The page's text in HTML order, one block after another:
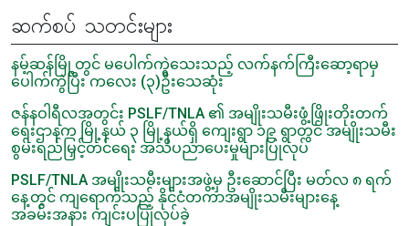
ဆက်စပ် သတင်းများ
နမ့်ဆန်မြို့တွင် မပေါက်ကွဲသေးသည့် လက်နက်ကြီးဆော့ရာမှ
ပေါက်ကွဲပြီး ကလေး (၃)ဦးသေဆုံး
ဇန်နဝါရီလအတွင်း PSLF/TNLA ၏ အမျိုးသမီးဖွံ့ဖြိုးတိုးတက်
ရေးဌာနက မြို့နယ် ၃ မြို့နယ်ရှိ ကျေးရွာ ၁၉ ရွာတွင် အမျိုးသမီး
စွမ်းရည်မြှင့်တင်ရေး အသိပညာပေးမှုများပြုလုပ်
PSLF/TNLA အမျိုးသမီးများအဖွဲ့မှ ဦးဆောင်ပြီး မတ်လ ၈ ရက်
နေ့တွင် ကျရောက်သည့် နိုင်ငံတကာအမျိုးသမီးများနေ့
အခမ်းအနား ကျင်းပပြုလုပ်ခဲ့